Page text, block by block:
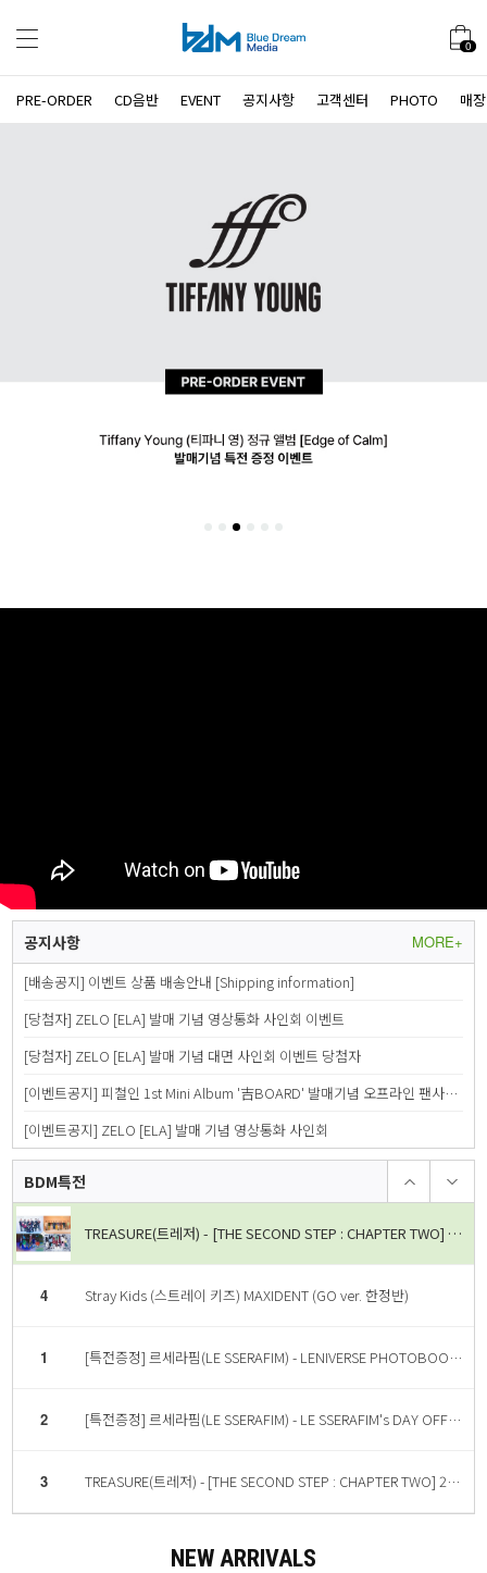
0
PRE-ORDER CD음반 EVENT 공지사항 고객센터 PHOTO 매
공지사항
MORE+
[배송공지] 이벤트 상품 배송안내 [Shipping information]
[당첨자] ZELO [ELA] 발매 기념 영상통화 사인회 이벤트
[당첨자] ZELO [ELA] 발매 기념 대면 사인회 이벤트 당첨자
[이벤트공지] 피철인 1st Mini Album '吉BOARD' 발매기념 오프라인 팬사인회
[이벤트공지] ZELO [ELA] 발매 기념 영상통화 사인회
BDM특전
2 [특전증정] 르세라핌(LE SSERAFIM) - LE SSERAFIM's DAY OFF IN JEJU PHOTOBOOK
3
4 Stray Kids (스트레이 키즈) MAXIDENT (GO ver. 한정반)
TREASURE(트레저) - [THE SECOND STEP : CHAPTER TWO] 2nd MINI ALBUM YG TAG ALBUM (RANDOM ver.) [4종 중 랜덤 1종]
4 Stray Kids (스트레이 키즈) MAXIDENT (GO ver. 한정반)
1 [특전증정] 르세라핌(LE SSERAFIM) - LENIVERSE PHOTOBOOK : FIMbidi-Bobbidi-Boo
2 [특전증정] 르세라핌(LE SSERAFIM) - LE SSERAFIM's DAY OFF IN JEJU PHOTOBOOK
3 TREASURE(트레저) - [THE SECOND STEP : CHAPTER TWO] 2nd MINI ALBUM YG TAG ALBUM (RANDOM ver.) [4종 중 랜덤 1종]
NEW ARRIVALS